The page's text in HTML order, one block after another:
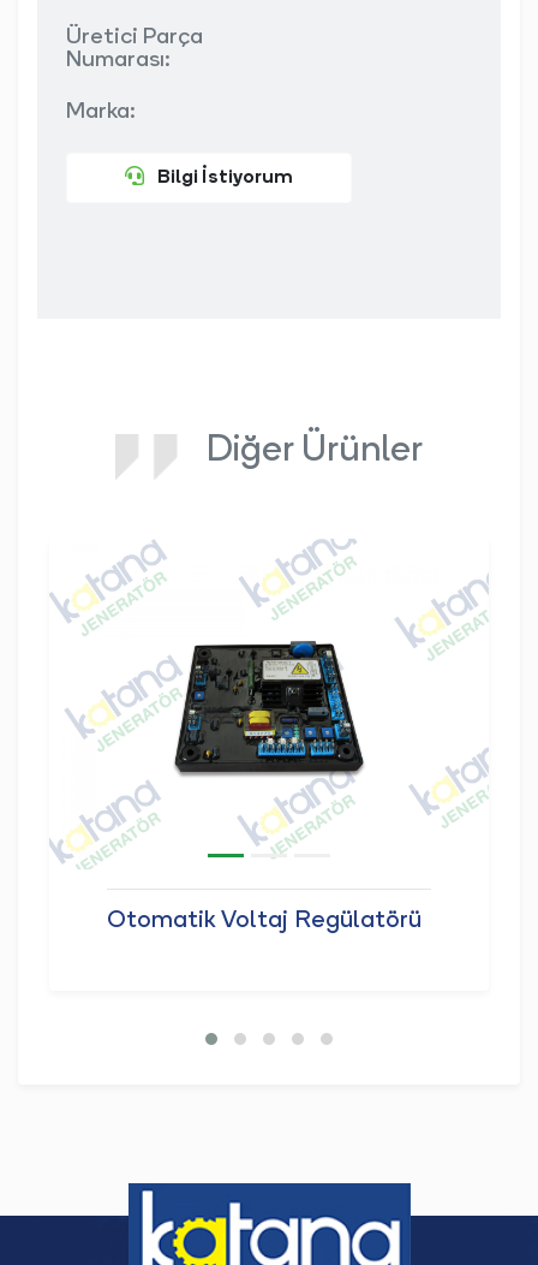
Üretici Parça
Numarası:
Marka:
Bilgi İstiyorum
Diğer Ürünler
Otomatik Voltaj Regülatörü